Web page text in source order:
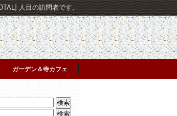
人目の訪問者です。
ガーデン＆寺カフェ